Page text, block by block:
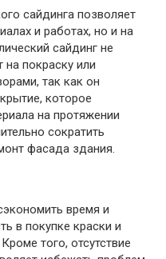
сайдинга позволяет
и работах, но и на
сайдинг не
на покраску или
так как он
которое
на протяжении
сократить
фасада здания.
время и
в покупке краски и
того, отсутствие